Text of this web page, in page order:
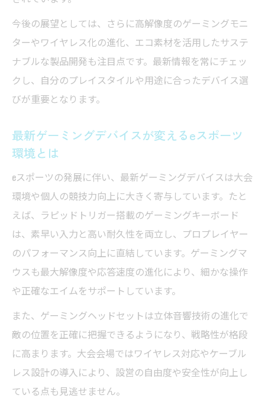
変化
話題のゲーミングデバイス海外サイト事情
を解説
新作ゲーミングデバイス情報の集め方と活
用法
きる入手先
厳選した最新ゲーミングデバイスを徹底解説
ゲーミングデバイス最新おすすめモデルの
特長解説
今注目のゲーミングデバイス一覧から編集
部が厳選
い選び方
ビュー
ゲーミングデバイス比較でわかる性能差の
ポイント
高性能ゲーミングデバイスで快適プレイ環境を
今後の展望としては、さらに高解像度のゲーミングモニ
ターやワイヤレス化の進化、エコ素材を活用したサステ
ナブルな製品開発も注目点です。最新情報を常にチェッ
クし、自分のプレイスタイルや用途に合ったデバイス選
びが重要となります。
最新ゲーミングデバイスが変えるeスポーツ
環境とは
eスポーツの発展に伴い、最新ゲーミングデバイスは大会
環境や個人の競技力向上に大きく寄与しています。たと
えば、ラピッドトリガー搭載のゲーミングキーボード
は、素早い入力と高い耐久性を両立し、プロプレイヤー
のパフォーマンス向上に直結しています。ゲーミングマ
ウスも最大解像度や応答速度の進化により、細かな操作
や正確なエイムをサポートしています。
また、ゲーミングヘッドセットは立体音響技術の進化で
敵の位置を正確に把握できるようになり、戦略性が格段
に高まります。大会会場ではワイヤレス対応やケーブル
レス設計の導入により、設営の自由度や安全性が向上し
ている点も見逃せません。